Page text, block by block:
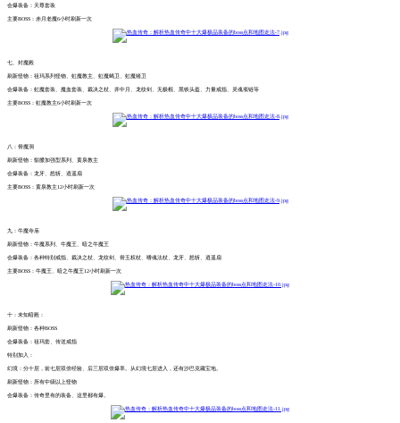
会爆装备：天尊套装
主要BOSS：赤月老魔6小时刷新一次
七、封魔殿
刷新怪物：祖玛系列怪物、虹魔教主、虹魔蝎卫、虹魔猪卫
会爆装备：虹魔套装、魔血套装、裁决之杖、井中月、龙纹剑、无极棍、黑铁头盔、力量戒指、灵魂项链等
主要BOSS：虹魔教主6小时刷新一次
八：骨魔洞
刷新怪物：骷髅加强型系列、黄泉教主
会爆装备：龙牙、怒斩、逍遥扇
主要BOSS：黄泉教主12小时刷新一次
九：牛魔寺庙
刷新怪物：牛魔系列、牛魔王、暗之牛魔王
会爆装备：各种特别戒指、裁决之杖、龙纹剑、骨玉权杖、嗜魂法杖、龙牙、怒斩、逍遥扇
主要BOSS：牛魔王、暗之牛魔王12小时刷新一次
十：未知暗殿：
刷新怪物：各种BOSS
会爆装备：祖玛套、传送戒指
特别加入：
幻境：分十层，前七层双倍经验、后三层双倍爆率。从幻境七层进入，还有沙巴克藏宝地。
刷新怪物：所有中级以上怪物
会爆装备：传奇里有的装备、这里都有爆。